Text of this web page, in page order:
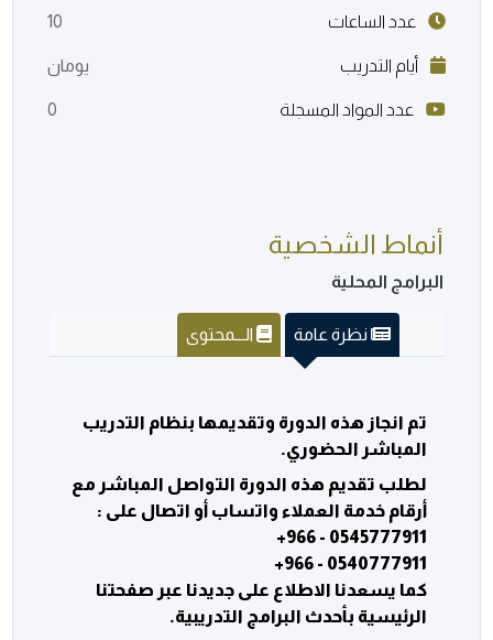
عدد الساعات 10
أيام التدريب يومان
عدد المواد المسجلة 0
أنماط الشخصية
البرامج المحلية
نظرة عامة الـــمحتوى
تم انجاز هذه الدورة وتقديمها بنظام التدريب
المباشر الحضوري.
لطلب تقديم هذه الدورة التواصل المباشر مع
أرقام خدمة العملاء واتساب أو اتصال على :
0545777911 - 966+
0540777911 - 966+
كما يسعدنا الاطلاع على جديدنا عبر صفحتنا
الرئيسية بأحدث البرامج التدريبية.